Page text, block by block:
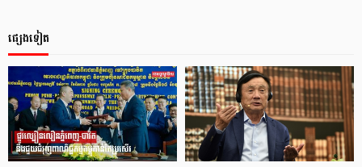
ផ្សេងទៀត